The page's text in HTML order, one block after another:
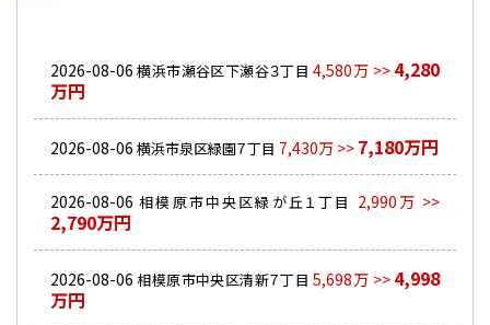
2026-08-06 横浜市瀬谷区下瀬谷３丁目 4,580万 >> 4,280
万円
2026-08-06 横浜市泉区緑園７丁目 7,430万 >> 7,180万円
2026-08-06 相模原市中央区緑が丘１丁目 2,990万 >>
2,790万円
2026-08-06 相模原市中央区清新７丁目 5,698万 >> 4,998
万円